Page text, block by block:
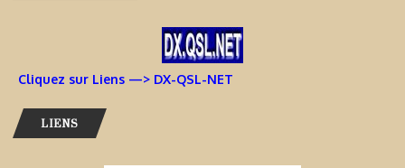
Cliquez sur Liens —> DX-QSL-NET
LIENS